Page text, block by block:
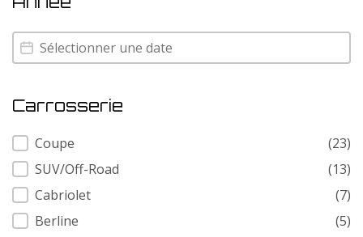
Annee
Annee
Carrosserie
Carrosserie
Coupe
(23)
SUV/Off-Road
(13)
Cabriolet
(7)
Berline
(5)